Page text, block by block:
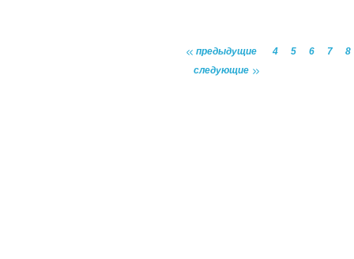
предыдущие 4 5 6 7
8
следующие